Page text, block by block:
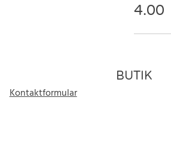
4.00
BUTIK
Kontaktformular